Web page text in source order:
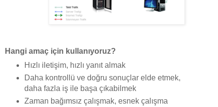
Hangi amaç için kullanıyoruz?
Hızlı iletişim, hızlı yanıt almak
Daha kontrollü ve doğru sonuçlar elde etmek,
daha fazla iş ile başa çıkabilmek
Zaman bağımsız çalışmak, esnek çalışma